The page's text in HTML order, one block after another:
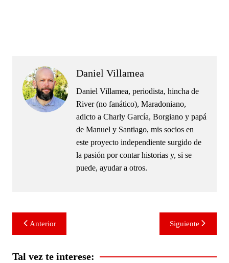
Daniel Villamea
Daniel Villamea, periodista, hincha de
River (no fanático), Maradoniano,
adicto a Charly García, Borgiano y papá
de Manuel y Santiago, mis socios en
este proyecto independiente surgido de
la pasión por contar historias y, si se
puede, ayudar a otros.
Navegación
de
entradas
Anterior Siguiente
Tal vez te interese: